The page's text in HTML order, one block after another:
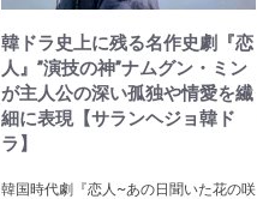
韓ドラ史上に残る名作史劇『恋
人』”演技の神”ナムグン・ミン
が主人公の深い孤独や情愛を繊
細に表現【サランヘジョ韓ド
ラ】
韓国時代劇『恋人~あの日聞いた花の咲